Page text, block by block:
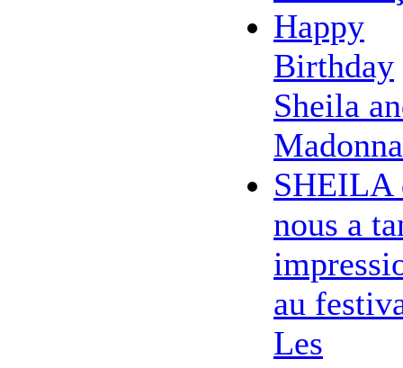
Happy
Birthday
Sheila
Madonna
SHEILA
nous a
au
Les